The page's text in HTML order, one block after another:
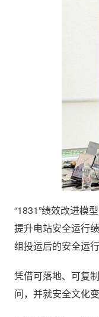
“1831”绩效改进模
提升电站安全运行
组投运后的安全运行
凭借可落地、可复
问，并就安全文化